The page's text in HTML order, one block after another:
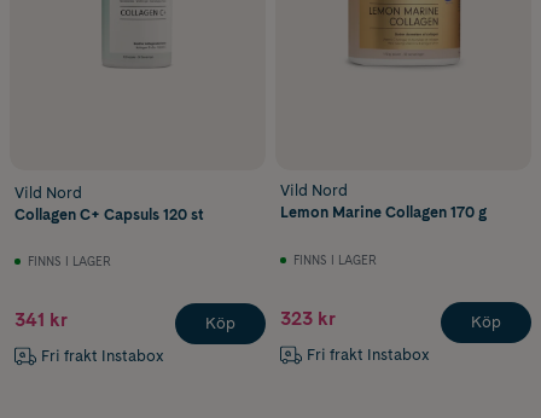
Vild Nord
Collagen C+ Capsuls 120 st
FINNS I LAGER
341 kr
Fri frakt Instabox
Köp
Vild Nord
Lemon Marine Collagen 170 g
FINNS I LAGER
323 kr
Fri frakt Instabox
Köp